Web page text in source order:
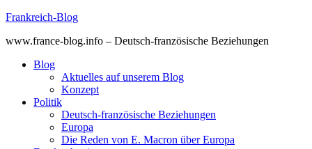
Skip
content
Frankreich-Blog
www.france-blog.info – Deutsch-französische Beziehungen
Blog
Aktuelles auf unserem Blog
Konzept
Politik
Deutsch-französische Beziehungen
Europa
Die Reden von E. Macron über Europa